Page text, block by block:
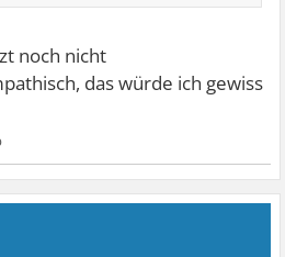
noch nicht
das würde ich gewiss